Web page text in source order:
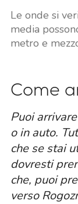
Le onde si
media
metro e
Come
Puoi
o in auto.
che se stai
dovresti
che, puoi
verso